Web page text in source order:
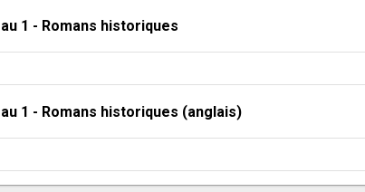
1 - Romans historiques
1 - Romans historiques (anglais)